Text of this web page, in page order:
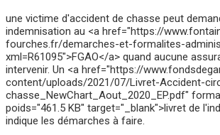
une victime d'accident de chasse peut
indemnisation au <a href="https://
fourches.fr/demarches-et-formalites-
xml=R61095">FGAO</a> quand aucune
intervenir. Un <a href="https://
content/uploads/2021/07/Livret-Accident-
chasse_NewChart_Aout_2020_EP.pdf"
poids="461.5 KB" target="_blank">livret de
indique les démarches à faire.